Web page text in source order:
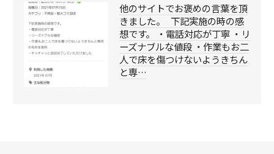
他のサイトでお褒めの言葉を頂
きました。 下記実施の時の感
想です。 ・電話対応が丁寧 ・リ
ーズナブルな値段 ・作業もお二
人で床を傷つけないようきちん
と専…